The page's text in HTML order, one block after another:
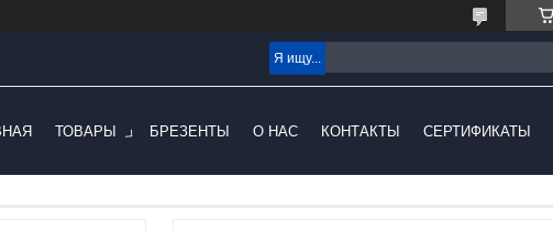
ТОВАРЫ БРЕЗЕНТЫ О НАС КОНТАКТЫ СЕРТИФИКАТЫ